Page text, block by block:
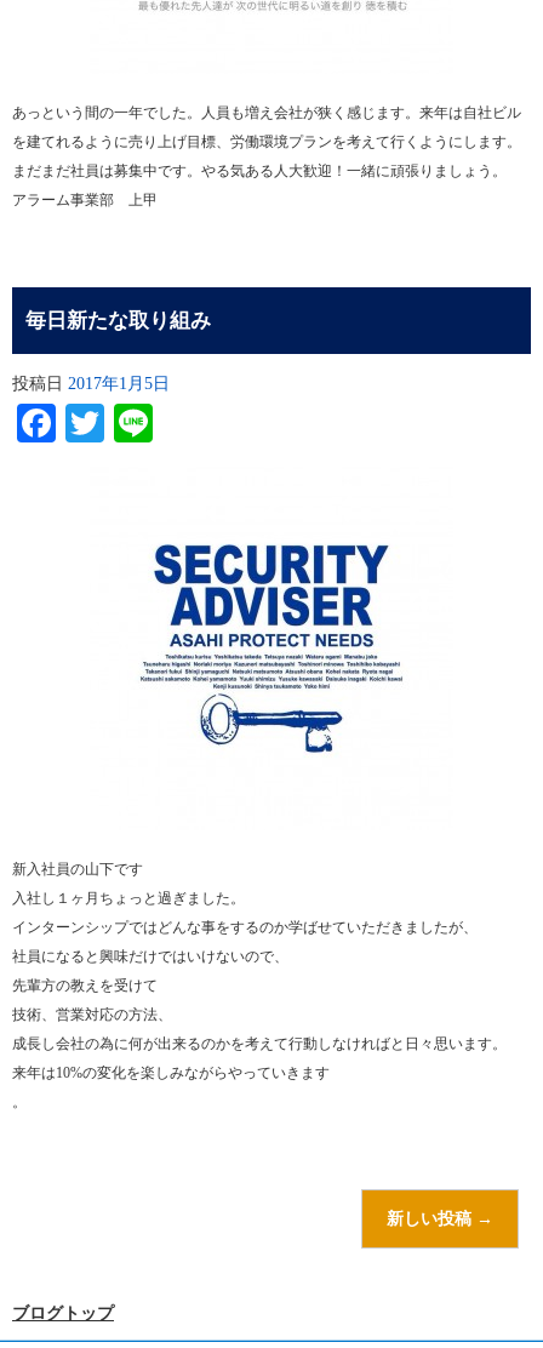
あっという間の一年でした。人員も増え会社が狭く感じます。来年は自社ビル
を建てれるように売り上げ目標、労働環境プランを考えて行くようにします。
まだまだ社員は募集中です。やる気ある人大歓迎！一緒に頑張りましょう。
アラーム事業部 上甲
毎日新たな取り組み
投稿日 2017年1月5日
Facebook
Twitter
新入社員の山下です
入社し１ヶ月ちょっと過ぎました。
インターンシップではどんな事をするのか学ばせていただきましたが、
社員になると興味だけではいけないので、
先輩方の教えを受けて
技術、営業対応の方法、
成長し会社の為に何が出来るのかを考えて行動しなければと日々思います。
来年は10%の変化を楽しみながらやっていきます
。
新しい投稿 →
ブログトップ